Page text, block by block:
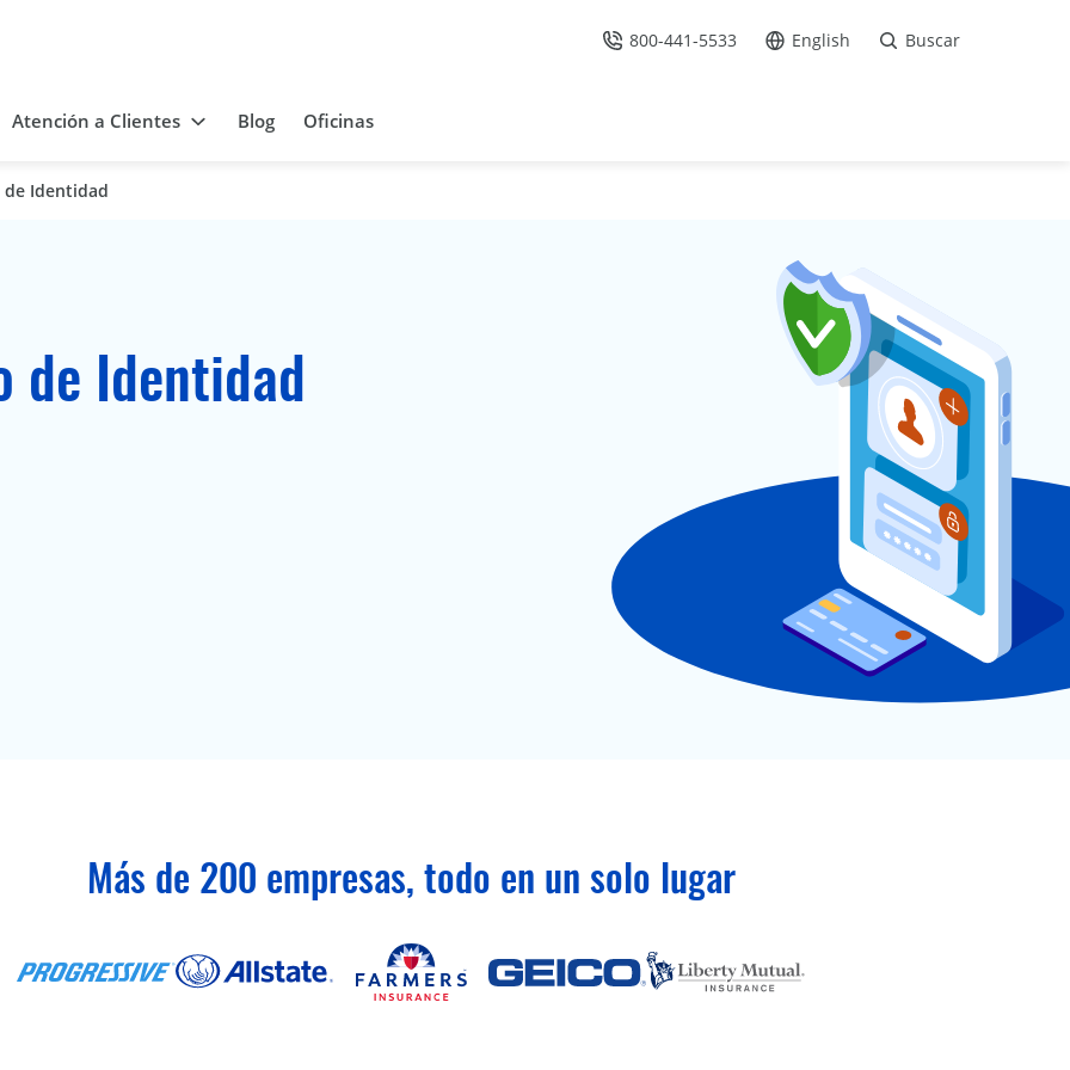
Llámenos
800-441-5533 Ir al sitio en Español /
English Buscar
Atención a Clientes Blog Oficinas
de Identidad
de Identidad
Más de 200 empresas, todo en un solo lugar